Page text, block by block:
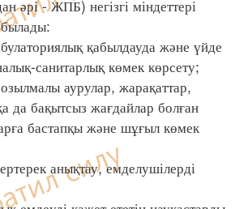
әрі - ЖПБ) негізгі міндеттері
қабылдауда және үйде
санитарлық көмек көрсету;
аурулар, жарақаттар,
да бақытсыз жағдайлар болған
бастапқы және шұғыл көмек
анықтау, емделушілерді